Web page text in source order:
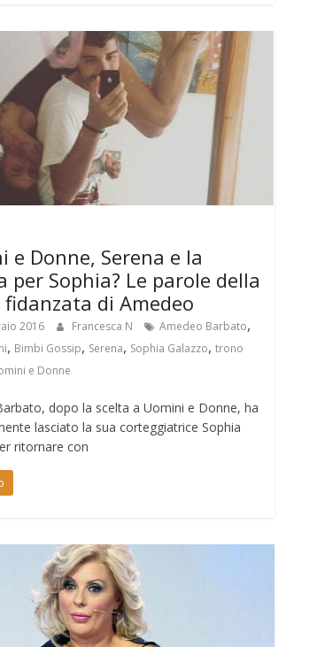
e Donne, Serena e la
per Sophia? Le parole della
di Amedeo
2016 Francesca N Amedeo Barbato,
, Bimbi Gossip, Serena, Sophia Galazzo,trono
e Donne
dopo la scelta a Uomini e Donne, ha
lasciato la sua corteggiatrice Sophia
ritornare con